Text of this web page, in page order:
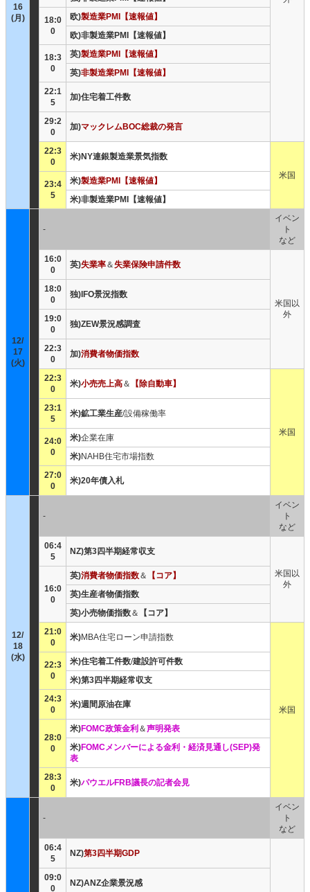
16
(月)
18:0
0
欧)製造業PMI【速報値】
欧)非製造業PMI【速報値】
18:3
0
英)製造業PMI【速報値】
英)非製造業PMI【速報値】
22:1
5
加)住宅着工件数
29:2
0
加)マックレムBOC総裁の発言
22:3
0
米)NY連銀製造業景気指数
米国
23:4
5
米)製造業PMI【速報値】
米)非製造業PMI【速報値】
12/
17
(火)
-
イベン
ト
など
16:0
0
英)失業率＆失業保険申請件数
米国以
外
18:0
0
独)IFO景況指数
19:0
0
独)ZEW景況感調査
22:3
0
加)消費者物価指数
22:3
0
米)小売売上高＆ 【除自動車】
米国
23:1
5
米)鉱工業生産/設備稼働率
24:0
0
米)企業在庫
米)NAHB住宅市場指数
27:0
0
米)20年債入札
12/
18
(水)
-
イベン
ト
など
06:4
5
NZ)第3四半期経常収支
米国以
外
16:0
0
英)消費者物価指数＆
【コア】
英)生産者物価指数
英)小売物価指数＆
【コア】
21:0
0
米)MBA住宅ローン申請指数
米国
22:3
0
米)住宅着工件数/建設許可件数
米)第3四半期経常収支
24:3
0
米)週間原油在庫
28:0
0
米)FOMC政策金利 ＆声明発表
米)FOMCメンバーによる金利・経済見通し(SEP)発
表
28:3
0
米)パウエルFRB議長の記者会見
-
イベン
ト
など
06:4
5
NZ)第3四半期GDP
09:0
0
NZ)ANZ企業景況感